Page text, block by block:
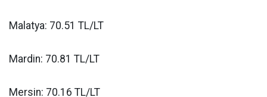
Malatya: 70.51 TL/LT
Mardin: 70.81 TL/LT
Mersin: 70.16 TL/LT